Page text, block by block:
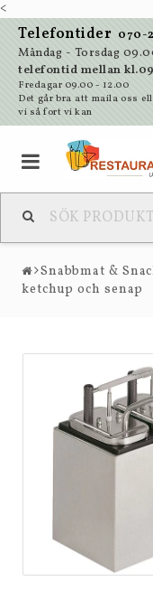
<
Telefontider 070-
Måndag - Torsdag
telefontid mellan
Fredagar 09.00 - 12.00
Det går bra att maila oss
vi så fort vi kan
Snabbmat &
ketchup och senap